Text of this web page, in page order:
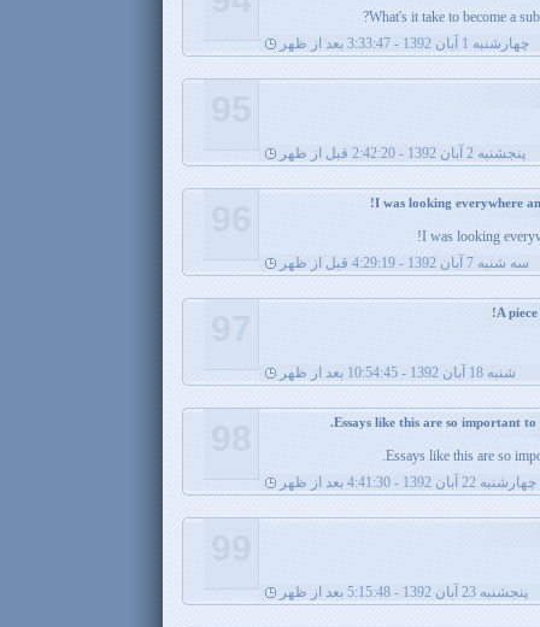
What's it take to become a
چهارشنبه 1 آبان 1392 - 3:33:47 بعد از ظهر
پنجشنبه 2 آبان 1392 - 2:42:20 قبل از ظهر
I was looking
سه شنبه 7 آبان 1392 - 4:29:19 قبل از ظهر
شنبه 18 آبان 1392 - 10:54:45 بعد از ظهر
Essays like this are so
چهارشنبه 22 آبان 1392 - 4:41:30 بعد از ظهر
پنجشنبه 23 آبان 1392 - 5:15:48 بعد از ظهر